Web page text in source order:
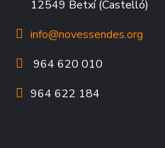
12549 Betxí (Castelló)
info@novessendes.org
964 620 010
964 622 184